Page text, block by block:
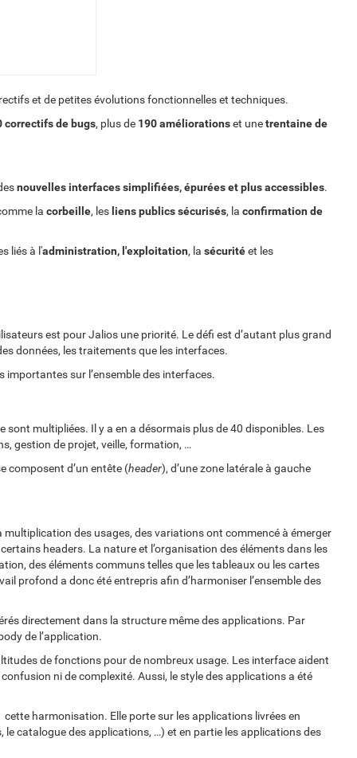
et de petites évolutions fonctionnelles et techniques.
correctifs de bugs, plus de 190 améliorationset unetrentaine de
nouvelles interfaces simplifiées, épurées et plus accessibles.
la corbeille, les liens publics sécurisés, la confirmation de
liés à l'administration, l'exploitation, la sécuritéet les
est pour Jalios une priorité. Le défi est d’autant plus grand
données, les traitements que les interfaces.
sur l’ensemble des interfaces.
multipliées. Il y a en a désormais plus de 40 disponibles. Les
gestion de projet, veille, formation, …
composent d’un entête (header), d’une zone latérale à gauche
des usages, des variations ont commencé à émerger
headers. La nature et l’organisation des éléments dans les
des éléments communs telles que les tableaux ou les cartes
profond a donc été entrepris afin d’harmoniser l’ensemble des
directement dans la structure même des applications. Par
de l’application.
de fonctions pour de nombreux usage. Les interface aident
ni de complexité. Aussi, le style des applications a été
harmonisation. Elle porte sur les applications livrées en
catalogue des applications, …) et en partie les applications des